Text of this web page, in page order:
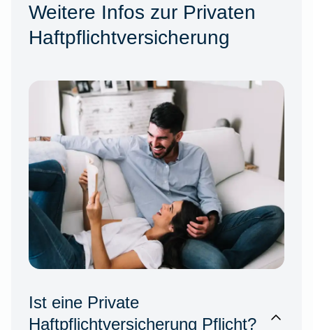
Weitere Infos zur Privaten
Haftpflichtversicherung
Ist eine Private
Haftpflichtversicherung Pflicht?